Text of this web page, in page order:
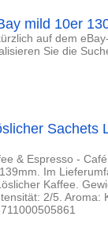
mild 10er
auf dem
Sie die
Sachets
& Espresso -
Im
Kaffee.
2/5. Aroma: